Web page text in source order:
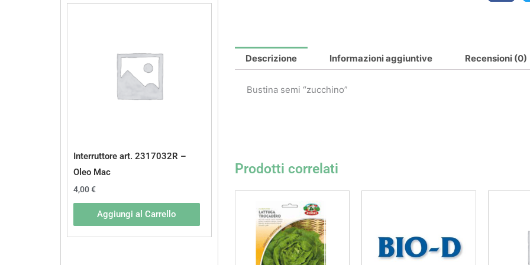
Interruttore art. 2317032R –
Oleo Mac
4,00€
Aggiungi al Carrello
Descrizione Informazioni aggiuntive Recensioni (0)
Bustina semi “zucchino”
Prodotti correlati